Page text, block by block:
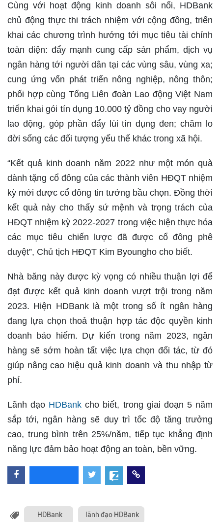
Cùng với hoạt động kinh doanh sôi nổi, HDBank
chủ động thực thi trách nhiệm với cộng đồng, triển
khai các chương trình hướng tới mục tiêu tài chính
toàn diện: đẩy mạnh cung cấp sản phẩm, dịch vụ
ngân hàng tới người dân tại các vùng sâu, vùng xa;
cung ứng vốn phát triển nông nghiệp, nông thôn;
phối hợp cùng Tổng Liên đoàn Lao động Việt Nam
triển khai gói tín dụng 10.000 tỷ đồng cho vay người
lao động, góp phần đẩy lùi tín dụng đen; chăm lo
đời sống các đối tượng yếu thế khác trong xã hội.
“Kết quả kinh doanh năm 2022 như một món quà
dành tặng cổ đông của các thành viên HĐQT nhiệm
kỳ mới được cổ đông tin tưởng bầu chọn. Đồng thời
kết quả này cho thấy sứ mệnh và trọng trách của
HĐQT nhiệm kỳ 2022-2027 trong việc hiện thực hóa
các mục tiêu chiến lược đã được cổ đông phê
duyệt”, Chủ tịch HĐQT Kim Byoungho cho biết.
Nhà băng này được kỳ vọng có nhiều thuận lợi để
đạt được kết quả kinh doanh vượt trội trong năm
2023. Hiện HDBank là một trong số ít ngân hàng
đang lựa chọn thoả thuận hợp tác độc quyền kinh
doanh bảo hiểm. Dự kiến trong năm 2023, ngân
hàng sẽ sớm hoàn tất việc lựa chọn đối tác, từ đó
giúp nâng cao hiệu quả kinh doanh và thu nhập từ
phí.
Lãnh đạo HDBank cho biết, trong giai đoạn 5 năm
sắp tới, ngân hàng sẽ duy trì tốc độ tăng trưởng
cao, trung bình trên 25%/năm, tiếp tục khẳng định
năng lực đảm bảo hoạt động an toàn, bền vững.
HDBank lãnh đạo HDBank